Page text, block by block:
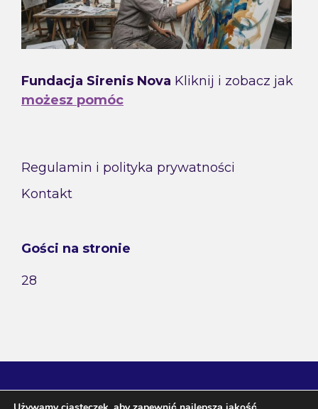
Fundacja Sirenis Nova Kliknij i zobacz jak
możesz pomóc
Regulamin i polityka prywatności
Kontakt
Gości na stronie
28